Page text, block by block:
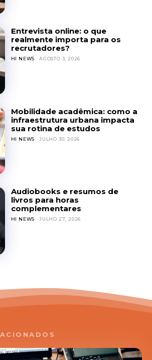
Entrevista online: o que
realmente importa para os
recrutadores?
HI NEWS AGOSTO 3, 2026
Mobilidade acadêmica: como a
infraestrutura urbana impacta
sua rotina de estudos
HI NEWS JULHO 30, 2026
Audiobooks e resumos de
livros para horas
complementares
HI NEWS JULHO 27, 2026